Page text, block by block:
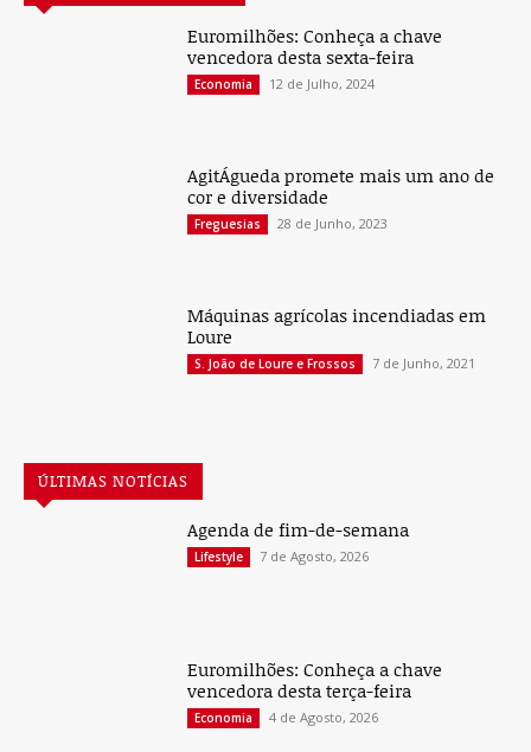
Euromilhões: Conheça a chave
vencedora desta sexta-feira
Economia 12 de Julho, 2024
AgitÁgueda promete mais um ano de
cor e diversidade
Freguesias 28 de Junho, 2023
Máquinas agrícolas incendiadas em
Loure
S. João de Loure e Frossos 7 de Junho, 2021
ÚLTIMAS NOTÍCIAS
Agenda de fim-de-semana
Lifestyle 7 de Agosto, 2026
Euromilhões: Conheça a chave
vencedora desta terça-feira
Economia 4 de Agosto, 2026